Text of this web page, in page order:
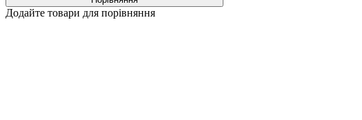
Додайте товари для порівняння